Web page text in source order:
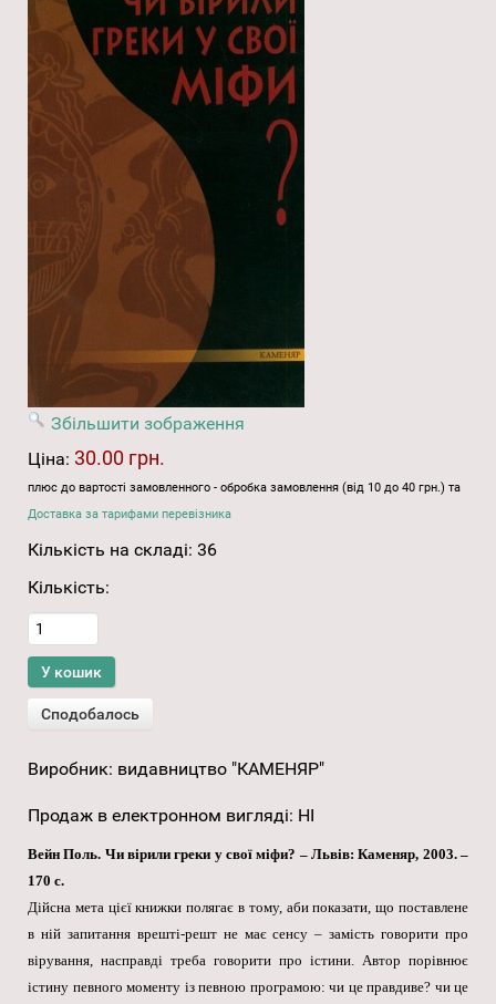
Збільшити зображення
Ціна: 30.00 грн.
плюс до вартості замовленного - обробка замовлення (від 10 до 40 грн.) та
Доставка за тарифами перевізника
Кількість на складі: 36
Кількість:
Виробник: видавництво "КАМЕНЯР"
Продаж в електронном вигляді: НІ
Вейн Поль. Чи вірили греки у свої міфи? – Львів: Каменяр, 2003. –
170 с.
Дійсна мета цієї книжки полягає в тому, аби показати, що поставлене
в ній запитання врешті-решт не має сенсу – замість говорити про
вірування, насправді треба говорити про істини. Автор порівнює
істину певного моменту із певною програмою: чи це правдиве? чи це